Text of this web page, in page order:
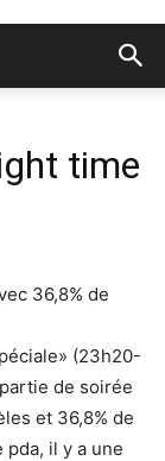
time
36,8% de
(23h20-
de soirée
et 36,8% de
il y a une